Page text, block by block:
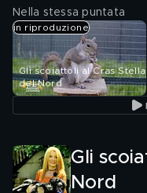
Nella stessa puntata
in riproduzione
Gli scoiattoli al Cras Stella
del Nord
Gli
Nord